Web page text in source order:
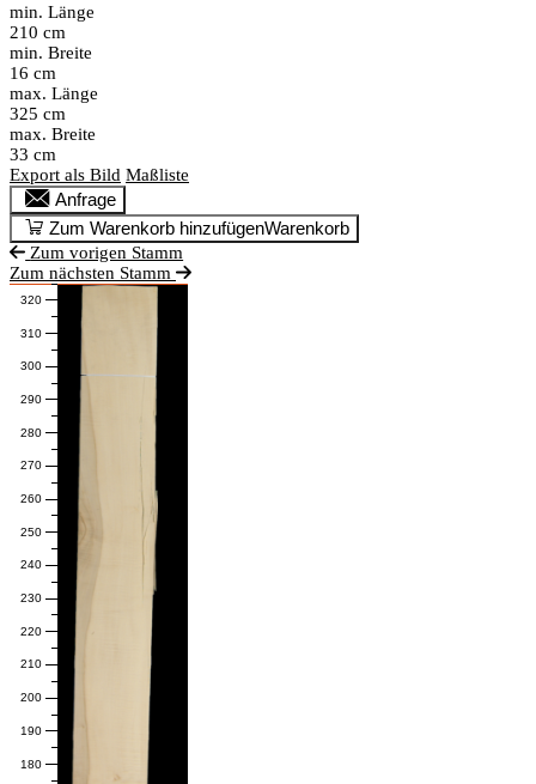
min. Länge
210 cm
min. Breite
16 cm
max. Länge
325 cm
max. Breite
33 cm
Export als Bild Maßliste
Anfrage
Zum Warenkorb hinzufügenWarenkorb
Zum vorigen Stamm
Zum nächsten Stamm
180
190
200
210
220
230
240
250
260
270
280
290
300
310
320